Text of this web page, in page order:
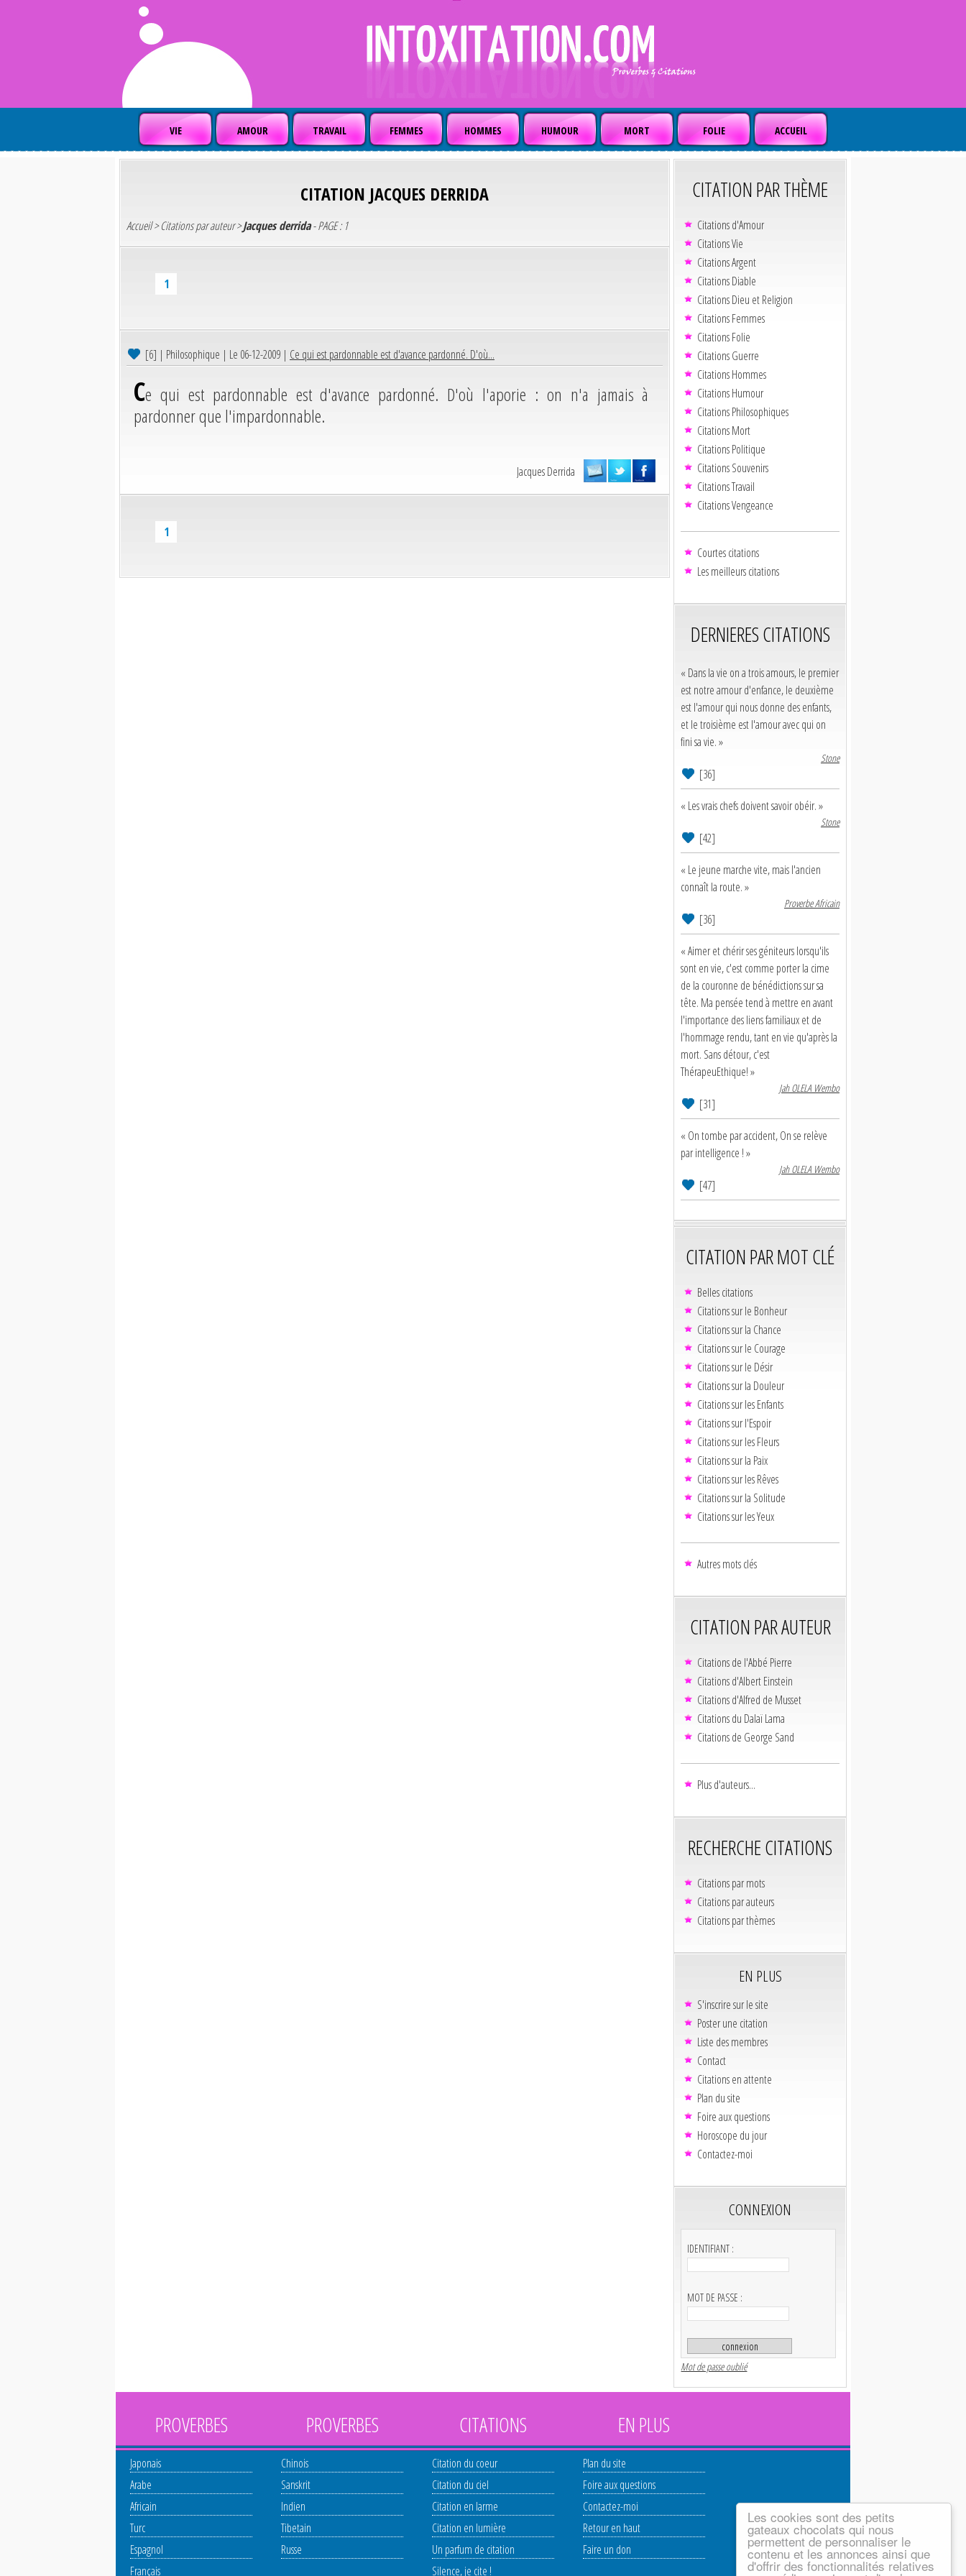
Les cookies sont des petits
gateaux chocolats qui nous
permettent de personnaliser le
contenu et les annonces ainsi que
d'offrir des fonctionnalités relatives
VIE AMOUR TRAVAIL FEMMES HOMMES HUMOUR MORT FOLIE ACCUEIL
CITATION JACQUES DERRIDA
Accueil>Citations par auteur>Jacques derrida- PAGE : 1
1
[6] | Philosophique | Le 06-12-2009 | Ce qui est pardonnable est d'avance pardonné. D'où...
Ce qui est pardonnable est d'avance pardonné. D'où l'aporie : on n'a jamais à
pardonner que l'impardonnable.
Jacques Derrida
1
CITATION PAR THÈME
Citations d'Amour
Citations Vie
Citations Argent
Citations Diable
Citations Dieu et Religion
Citations Femmes
Citations Folie
Citations Guerre
Citations Hommes
Citations Humour
Citations Philosophiques
Citations Mort
Citations Politique
Citations Souvenirs
Citations Travail
Citations Vengeance
Courtes citations
Les meilleurs citations
DERNIERES CITATIONS
« Dans la vie on a trois amours, le premier
est notre amour d'enfance, le deuxième
est l'amour qui nous donne des enfants,
et le troisième est l'amour avec qui on
fini sa vie. »
Stone
[36]
« Les vrais chefs doivent savoir obéir. »
Stone
[42]
« Le jeune marche vite, mais l'ancien
connaît la route. »
Proverbe Africain
[36]
« Aimer et chérir ses géniteurs lorsqu'ils
sont en vie, c'est comme porter la cime
de la couronne de bénédictions sur sa
tête. Ma pensée tend à mettre en avant
l'importance des liens familiaux et de
l'hommage rendu, tant en vie qu'après la
mort. Sans détour, c'est
ThérapeuEthique! »
Jah OLELA Wembo
[31]
« On tombe par accident, On se relève
par intelligence ! »
Jah OLELA Wembo
[47]
CITATION PAR MOT CLÉ
Belles citations
Citations sur le Bonheur
Citations sur la Chance
Citations sur le Courage
Citations sur le Désir
Citations sur la Douleur
Citations sur les Enfants
Citations sur l'Espoir
Citations sur les Fleurs
Citations sur la Paix
Citations sur les Rêves
Citations sur la Solitude
Citations sur les Yeux
Autres mots clés
CITATION PAR AUTEUR
Citations de l'Abbé Pierre
Citations d'Albert Einstein
Citations d'Alfred de Musset
Citations du Dalaï Lama
Citations de George Sand
Plus d'auteurs...
RECHERCHE CITATIONS
Citations par mots
Citations par auteurs
Citations par thèmes
EN PLUS
S'inscrire sur le site
Poster une citation
Liste des membres
Contact
Citations en attente
Plan du site
Foire aux questions
Horoscope du jour
Contactez-moi
CONNEXION
IDENTIFIANT :
MOT DE PASSE :
Mot de passe oublié
PROVERBES
Japonais
Arabe
Africain
Turc
Espagnol
Français
PROVERBES
Chinois
Sanskrit
Indien
Tibetain
Russe
CITATIONS
Citation du coeur
Citation du ciel
Citation en larme
Citation en lumière
Un parfum de citation
Silence, je cite !
EN PLUS
Plan du site
Foire aux questions
Contactez-moi
Retour en haut
Faire un don